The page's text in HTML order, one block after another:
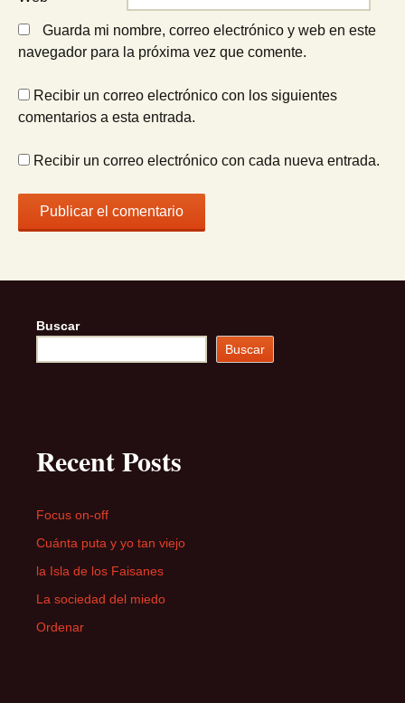
Guarda mi nombre, correo electrónico y web en este
navegador para la próxima vez que comente.
Recibir un correo electrónico con los siguientes
comentarios a esta entrada.
Recibir un correo electrónico con cada nueva entrada.
Buscar
Buscar
Recent Posts
Focus on-off
Cuánta puta y yo tan viejo
la Isla de los Faisanes
La sociedad del miedo
Ordenar